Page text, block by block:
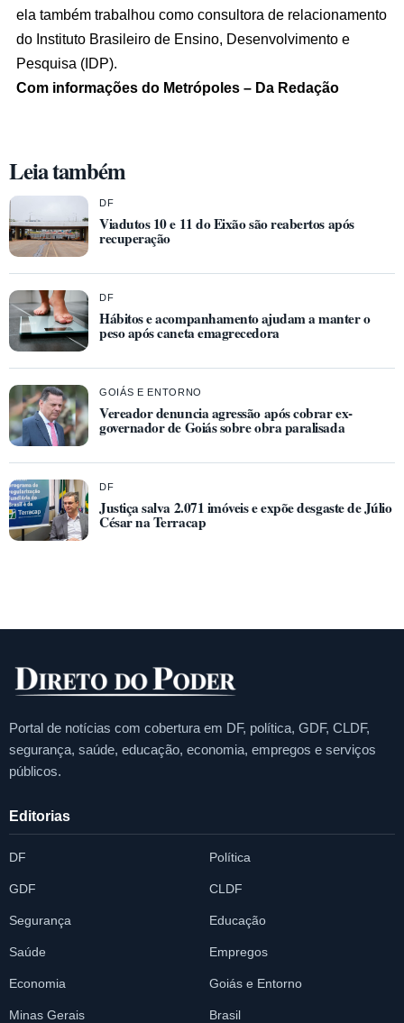
ela também trabalhou como consultora de relacionamento
do Instituto Brasileiro de Ensino, Desenvolvimento e
Pesquisa (IDP).
Com informações do Metrópoles – Da Redação
Leia também
DF
Viadutos 10 e 11 do Eixão são reabertos após
recuperação
DF
Hábitos e acompanhamento ajudam a manter o
peso após caneta emagrecedora
GOIÁS E ENTORNO
Vereador denuncia agressão após cobrar ex-
governador de Goiás sobre obra paralisada
DF
Justiça salva 2.071 imóveis e expõe desgaste de Júlio
César na Terracap
Portal de notícias com cobertura em DF, política, GDF, CLDF,
segurança, saúde, educação, economia, empregos e serviços
públicos.
Editorias
DF Política
GDF CLDF
Segurança Educação
Saúde Empregos
Economia Goiás e Entorno
Minas Gerais Brasil